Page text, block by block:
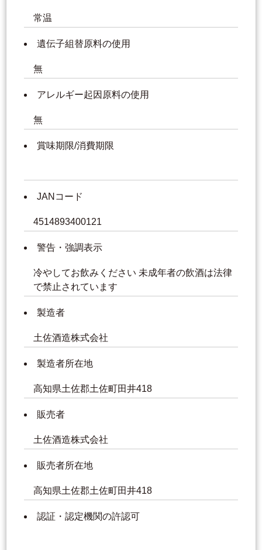
常温
遺伝子組替原料の使用
無
アレルギー起因原料の使用
無
賞味期限/消費期限
JANコード
4514893400121
警告・強調表示
冷やしてお飲みください 未成年者の飲酒は法律
で禁止されています
製造者
土佐酒造株式会社
製造者所在地
高知県土佐郡土佐町田井418
販売者
土佐酒造株式会社
販売者所在地
高知県土佐郡土佐町田井418
認証・認定機関の許認可